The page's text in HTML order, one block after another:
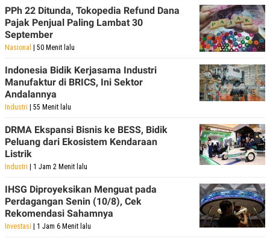
PPh 22 Ditunda, Tokopedia Refund Dana
Pajak Penjual Paling Lambat 30
September
Nasional | 50 Menit lalu
Indonesia Bidik Kerjasama Industri
Manufaktur di BRICS, Ini Sektor
Andalannya
Industri | 55 Menit lalu
DRMA Ekspansi Bisnis ke BESS, Bidik
Peluang dari Ekosistem Kendaraan
Listrik
Industri | 1 Jam 2 Menit lalu
IHSG Diproyeksikan Menguat pada
Perdagangan Senin (10/8), Cek
Rekomendasi Sahamnya
Investasi | 1 Jam 6 Menit lalu